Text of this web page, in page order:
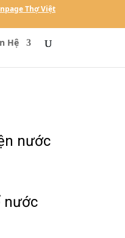
Thợ Việt
Hệ
nước
nước